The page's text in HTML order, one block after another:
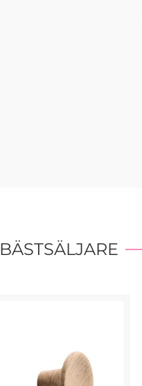
BÄSTSÄLJARE